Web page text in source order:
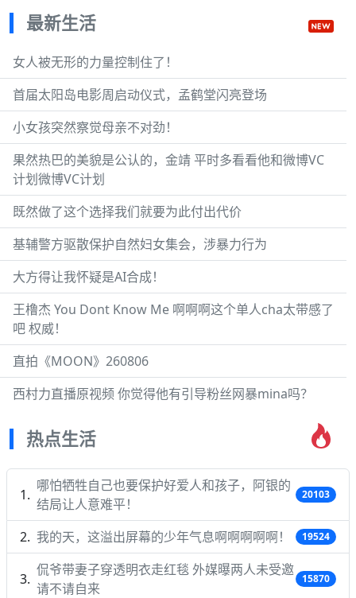
最新生活
女人被无形的力量控制住了！
首届太阳岛电影周启动仪式，孟鹤堂闪亮登场
小女孩突然察觉母亲不对劲！
果然热巴的美貌是公认的，金靖 平时多看看他和微博VC
计划微博VC计划
既然做了这个选择我们就要为此付出代价
基辅警方驱散保护自然妇女集会，涉暴力行为
大方得让我怀疑是AI合成！
王橹杰 You Dont Know Me 啊啊啊这个单人cha太带感了
吧 权威！
直拍《MOON》260806
西村力直播原视频 你觉得他有引导粉丝网暴mina吗？
热点生活
哪怕牺牲自己也要保护好爱人和孩子，阿银的
结局让人意难平！
20103
我的天，这溢出屏幕的少年气息啊啊啊啊啊！ 19524
侃爷带妻子穿透明衣走红毯 外媒曝两人未受邀
请不请自来
15870